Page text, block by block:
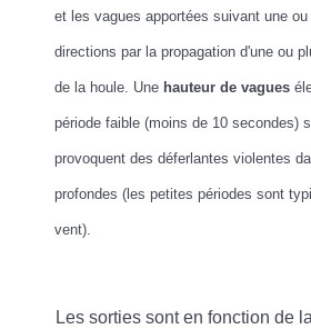
et les vagues apportées suivant une
directions par la propagation d'une ou
de la houle. Une hauteur de vagues
période faible (moins de 10 secondes)
provoquent des déferlantes violentes
profondes (les petites périodes sont
vent).
Les sorties sont en fonction de